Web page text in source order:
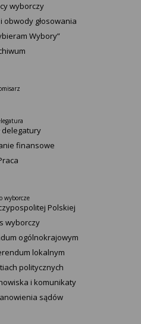
wyborczy
obwody głosowania
Wybory”
delegatury
finansowe
wyborcze
Polskiej​
wyborczy
ogólnokrajowym
lokalnym
politycznych
i komunikaty
sądów